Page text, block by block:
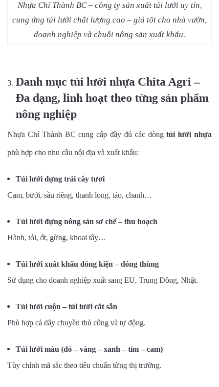
Nhựa Chí Thành BC – công ty sản xuất túi lưới uy tín,
cung ứng túi lưới chất lượng cao – giá tốt cho nhà vườn,
doanh nghiệp và chuỗi nông sản xuất khẩu.
Danh mục túi lưới nhựa Chita Agri –
Đa dạng, linh hoạt theo từng sản phẩm
nông nghiệp
Nhựa Chí Thành BC cung cấp đầy đủ các dòngtúi lưới nhựa
phù hợp cho nhu cầu nội địa và xuất khẩu:
Túi lưới đựng trái cây tươi
Cam, bưởi, sầu riêng, thanh long, táo, chanh…
Túi lưới đựng nông sản sơ chế – thu hoạch
Hành, tỏi, ớt, gừng, khoai tây…
Túi lưới xuất khẩu đóng kiện – đóng thùng
Sử dụng cho doanh nghiệp xuất sang EU, Trung Đông, Nhật.
Túi lưới cuộn – túi lưới cắt sẵn
Phù hợp cả dây chuyền thủ công và tự động.
Túi lưới màu (đỏ – vàng – xanh – tím – cam)
Tùy chỉnh mã sắc theo tiêu chuẩn từng thị trường.